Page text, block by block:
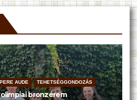
AUDE TEHETSÉGGONDOZÁS
bronzérem